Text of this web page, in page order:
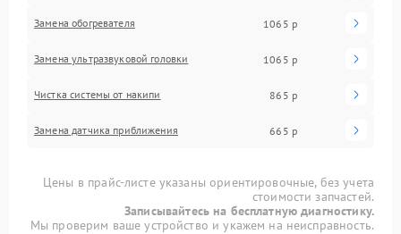
Замена обогревателя 1065 р
Замена ультразвуковой головки 1065 р
Чистка системы от накипи 865 р
Замена датчика приближения 665 р
Цены в прайс-листе указаны ориентировочные, без учета
стоимости запчастей.
Записывайтесь на бесплатную диагностику.
Мы проверим ваше устройство и укажем на неисправность.